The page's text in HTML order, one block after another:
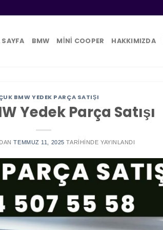
BMW MİNİ COOPER HAKKIMIZDA
BMW YEDEK PARÇA SATIŞI
Yedek Parça Satışı
TEMMUZ 11, 2025 TARIHINDE YAYINLANDI